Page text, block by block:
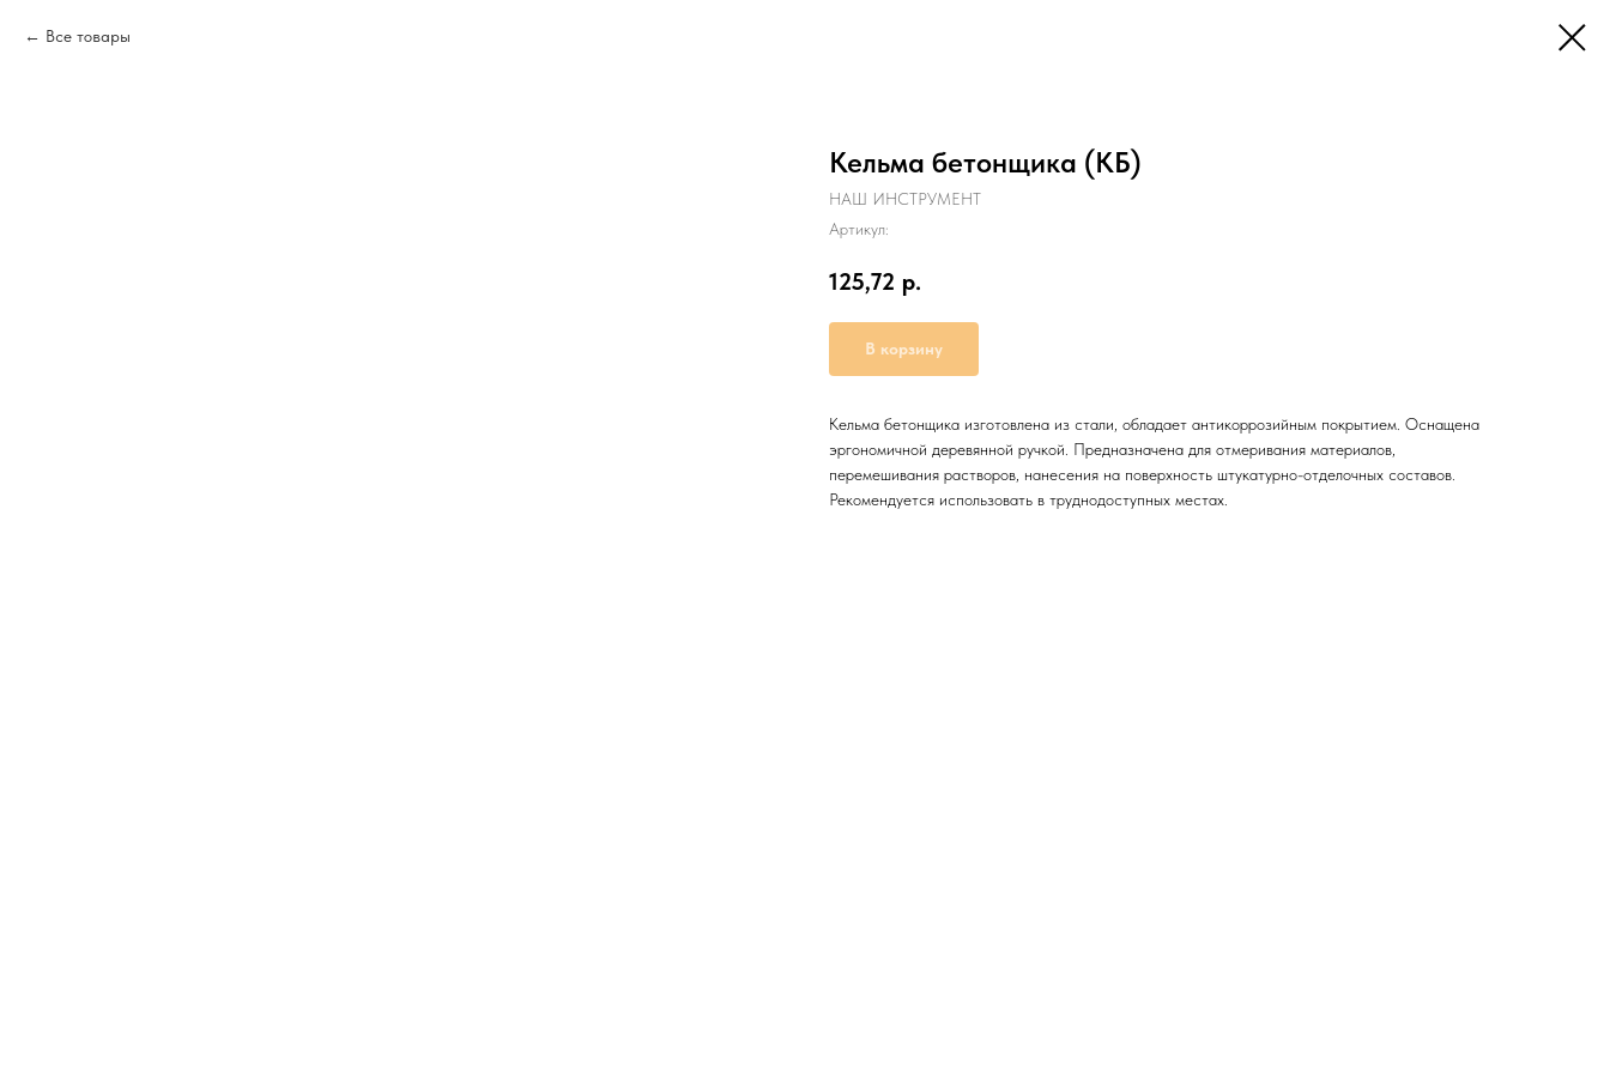
Все товары
Кельма бетонщика (КБ)
НАШ ИНСТРУМЕНТ
Артикул:
125,72 р.
В корзину
Кельма бетонщика изготовлена из стали, обладает антикоррозийным покрытием. Оснащена
эргономичной деревянной ручкой. Предназначена для отмеривания материалов,
перемешивания растворов, нанесения на поверхность штукатурно-отделочных составов.
Рекомендуется использовать в труднодоступных местах.